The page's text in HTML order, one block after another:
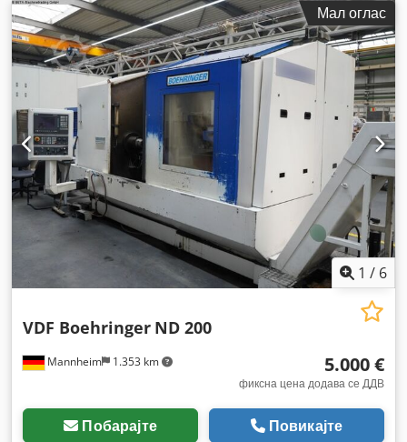
Мал оглас
1 / 6
Mannheim 1.353 km
VDF Boehringer ND 200
5.000 €
фиксна цена додава се ДДВ
Побарајте Повикајте